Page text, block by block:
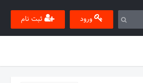
ورود ثبت نام